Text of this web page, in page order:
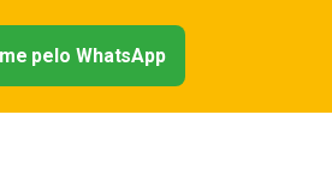
pelo WhatsApp